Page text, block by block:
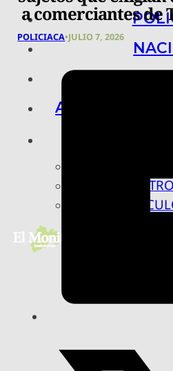
ARTE,
a comerciantes de
POLICIACA•JULIO 7, 2026